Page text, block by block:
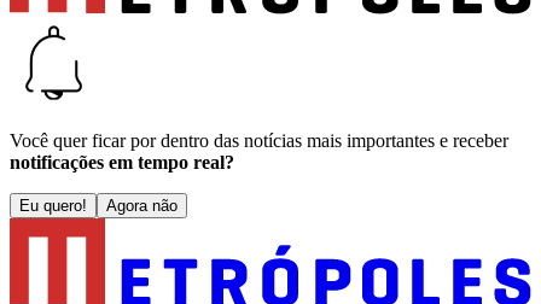
Você quer ficar por dentro das notícias mais importantes e receber
notificações em tempo real?
Eu quero! Agora não